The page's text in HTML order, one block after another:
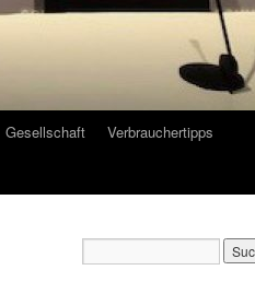
Gesellschaft
Verbrauchertipps